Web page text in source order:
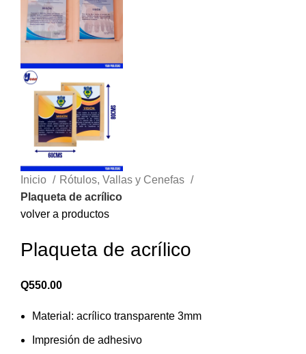
Inicio
Rótulos, Vallas y Cenefas
Plaqueta de acrílico
volver a productos
Plaqueta de acrílico
Q550.00
Material: acrílico transparente 3mm
Impresión de adhesivo